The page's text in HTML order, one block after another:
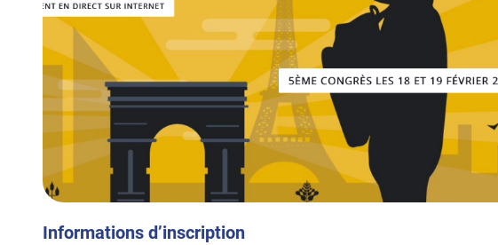
Informations d’inscription